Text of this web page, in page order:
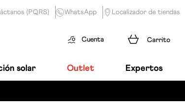
(PQRS) WhatsApp Localizador de tiendas
Cuenta
solar Outlet Expertos